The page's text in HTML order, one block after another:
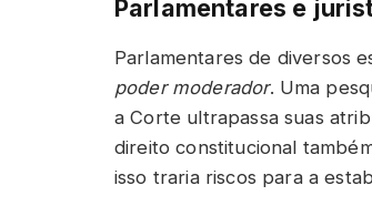
Parlamentares e
Parlamentares de diversos
poder moderador. Uma
a Corte ultrapassa suas
direito constitucional
isso traria riscos para a